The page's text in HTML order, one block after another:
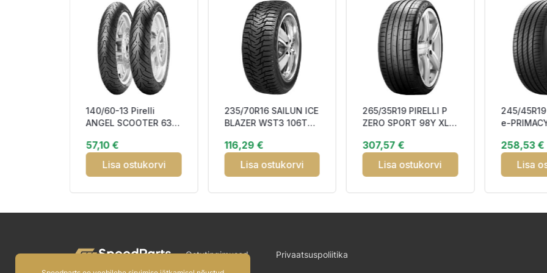
140/60-13 Pirelli
ANGEL SCOOTER 63P
TOURING Rear Rein
57,10 €
Lisa ostukorvi
235/70R16 SAILUN ICE
BLAZER WST3 106T
116,29 €
Lisa ostukorvi
265/35R19 PIRELLI P
ZERO SPORT 98Y XL
307,57 €
Lisa ostukorvi
245/
e-
258,53 €
Lisa
Ostutingimused Privaatsuspoliitika